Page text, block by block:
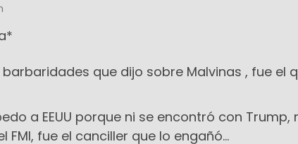
que dijo sobre Malvinas , fue el
a EEUU porque ni se encontró con Trump,
fue el canciller que lo engañó...